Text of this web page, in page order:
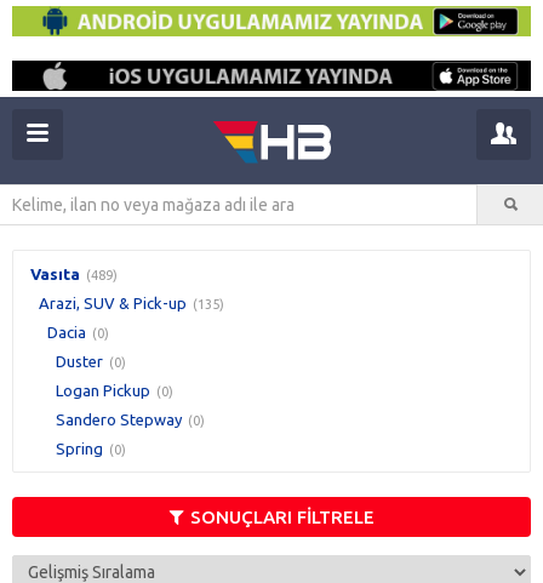
Vasıta (489)
Arazi, SUV & Pick-up (135)
Dacia (0)
Duster (0)
Logan Pickup (0)
Sandero Stepway (0)
Spring (0)
SONUÇLARI FİLTRELE